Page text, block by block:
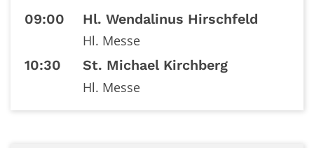
09:00 Hl. Wendalinus Hirschfeld
Hl. Messe
10:30 St. Michael Kirchberg
Hl. Messe